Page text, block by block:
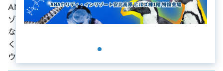
ANAクラウンプラザリゾート安比高原の大浴場は、当リ
ゾートを代表するアメニティです。肌に優しい泉質で有名
なこの屋内温泉は、旅の疲れや運動後の筋肉の緊張を優し
く癒してくれます。広々とした浴槽とリラックスできるサ
ウナが特徴です